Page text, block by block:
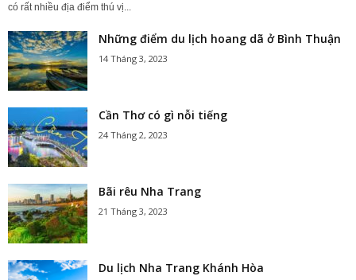
có rất nhiều địa điểm thú vị...
Những điểm du lịch hoang dã ở Bình Thuận
14 Tháng 3, 2023
Cần Thơ có gì nỗi tiếng
24 Tháng 2, 2023
Bãi rêu Nha Trang
21 Tháng 3, 2023
Du lịch Nha Trang Khánh Hòa